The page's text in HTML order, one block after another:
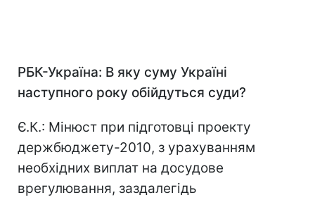
РБК-Україна: В яку суму Україні
наступного року обійдуться суди?
Є.К.: Мінюст при підготовці проекту
держбюджету-2010, з урахуванням
необхідних виплат на досудове
врегулювання, заздалегідь